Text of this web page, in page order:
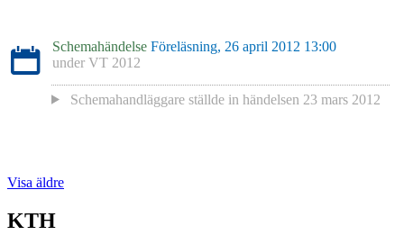
Schemahändelse Föreläsning, 26 april 2012 13:00
under VT 2012
Schemahandläggare ställde in händelsen 23 mars 2012
Visa äldre
KTH